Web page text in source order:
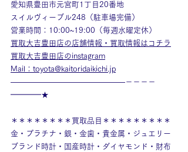
愛知県豊田市元宮町1丁目20番地
スイルヴィーブル248（駐車場完備）
営業時間：10:00~19:00（毎週水曜定休）
買取大吉豊田店の店舗情報・買取情報はコチラ
買取大吉豊田店のinstagram
Mail：toyota@kaitoridaikichi.jp
———————————————－－－－
━━━━★
＊＊＊＊＊＊＊＊買取品目＊＊＊＊＊＊＊＊＊
金・プラチナ・銀・金歯・貴金属・ジュエリー
ブランド時計・国産時計・ダイヤモンド・財布